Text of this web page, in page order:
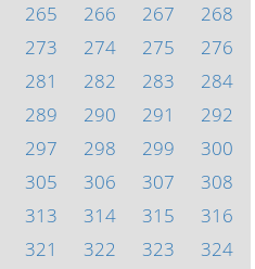
265 266 267
268
273 274 275
276
281 282 283
284
289 290 291
292
297 298 299
300
305 306 307
308
313 314 315
316
321 322 323
324